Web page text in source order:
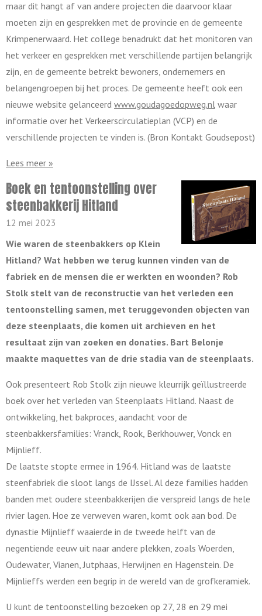
maar dit hangt af van andere projecten die daarvoor klaar
moeten zijn en gesprekken met de provincie en de gemeente
Krimpenerwaard. Het college benadrukt dat het monitoren van
het verkeer en gesprekken met verschillende partijen belangrijk
zijn, en de gemeente betrekt bewoners, ondernemers en
belangengroepen bij het proces. De gemeente heeft ook een
nieuwe website gelanceerd www.goudagoedopweg.nl waar
informatie over het Verkeerscirculatieplan (VCP) en de
verschillende projecten te vinden is. (Bron Kontakt Goudsepost)
Lees meer »
Boek en tentoonstelling over
steenbakkerij Hitland
12 mei 2023
Wie waren de steenbakkers op Klein
Hitland? Wat hebben we terug kunnen vinden van de
fabriek en de mensen die er werkten en woonden? Rob
Stolk stelt van de reconstructie van het verleden een
tentoonstelling samen, met teruggevonden objecten van
deze steenplaats, die komen uit archieven en het
resultaat zijn van zoeken en donaties. Bart Belonje
maakte maquettes van de drie stadia van de steenplaats.
Ook presenteert Rob Stolk zijn nieuwe kleurrijk geïllustreerde
boek over het verleden van Steenplaats Hitland. Naast de
ontwikkeling, het bakproces, aandacht voor de
steenbakkersfamilies: Vranck, Rook, Berkhouwer, Vonck en
Mijnlieff.
De laatste stopte ermee in 1964. Hitland was de laatste
steenfabriek die sloot langs de IJssel. Al deze families hadden
banden met oudere steenbakkerijen die verspreid langs de hele
rivier lagen. Hoe ze verweven waren, komt ook aan bod. De
dynastie Mijnlieff waaierde in de tweede helft van de
negentiende eeuw uit naar andere plekken, zoals Woerden,
Oudewater, Vianen, Jutphaas, Herwijnen en Hagenstein. De
Mijnlieffs werden een begrip in de wereld van de grofkeramiek.
U kunt de tentoonstelling bezoeken op 27, 28 en 29 mei